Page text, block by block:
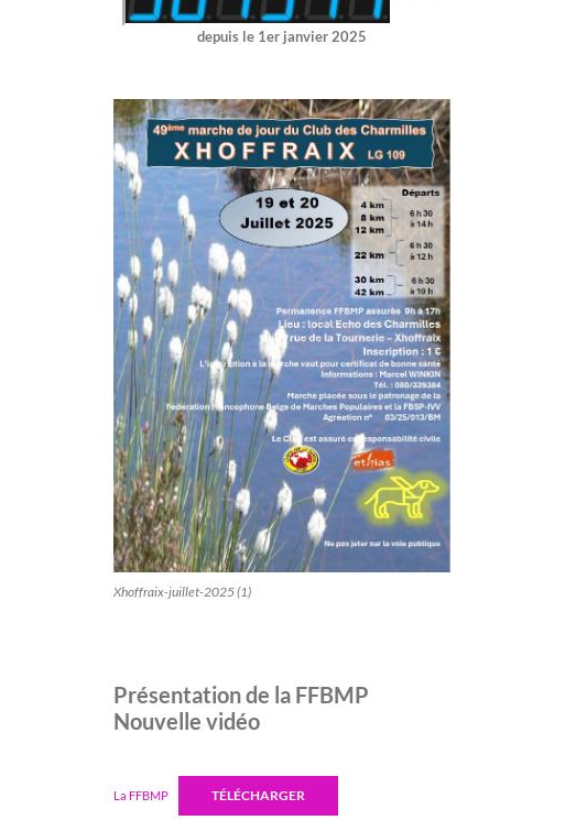
depuis le 1er janvier 2025
Xhoffraix-juillet-2025 (1)
Présentation de la FFBMP
Nouvelle vidéo
La FFBMP TÉLÉCHARGER